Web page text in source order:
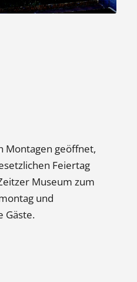
Montagen geöffnet,
Feiertag
Museum zum
und
Gäste.